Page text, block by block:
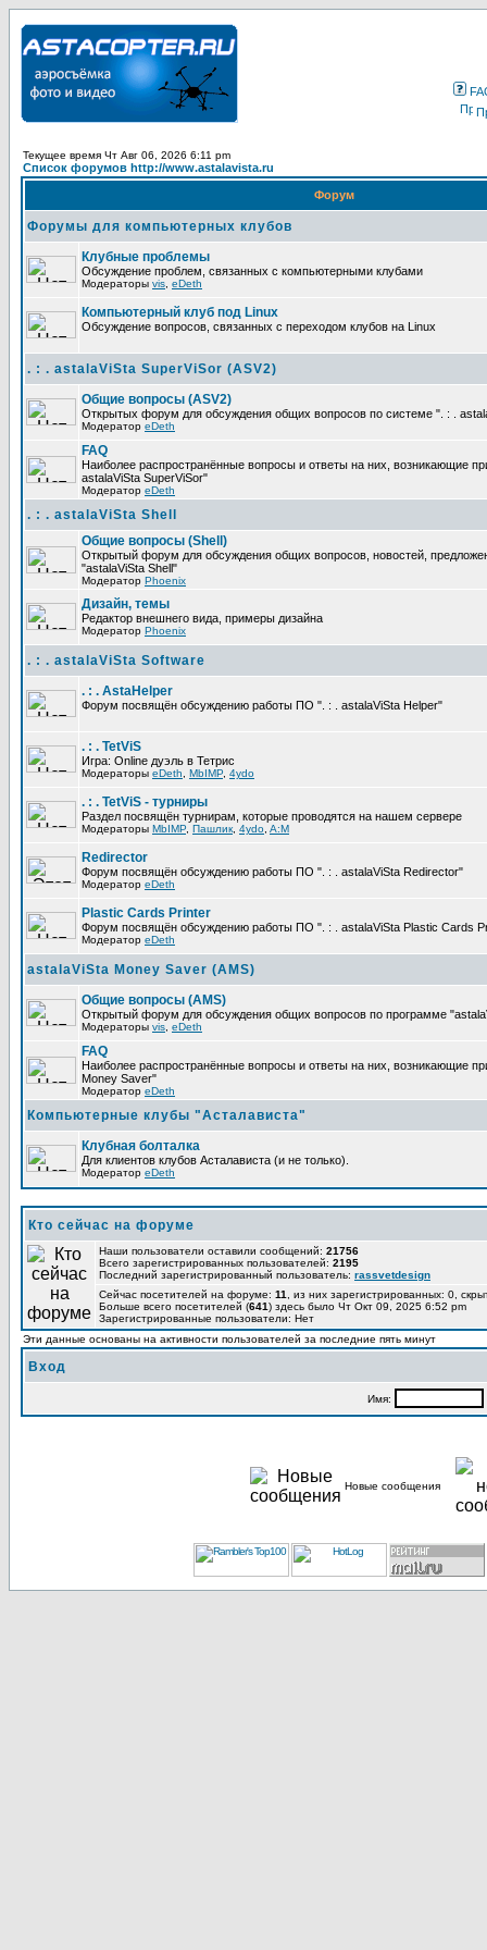
Текущее время Чт Авг 06, 2026 6:11 pm
Список форумов http://www.astalavista.ru
Форум
Форумы для компьютерных клубов
Клубные проблемы
Обсуждение проблем, связанных с компьютерными клубами
Модераторы vis eDeth
Компьютерный клуб под Linux
Обсуждение вопросов, связанных с переходом клубов на Linux
. : . astalaViSta SuperViSor (ASV2)
Общие вопросы (ASV2)
Открытых форум для обсуждения общих вопросов по системе ". : .
Модератор eDeth
FAQ
Наиболее распространённые вопросы и ответы на них, возникающие
astalaViSta SuperViSor"
Модератор eDeth
. : . astalaViSta Shell
Общие вопросы (Shell)
Открытый форум для обсуждения общих вопросов, новостей,
"astalaViSta Shell"
Модератор Phoenix
Дизайн, темы
Редактор внешнего вида, примеры дизайна
Модератор Phoenix
. : . astalaViSta Software
. : . AstaHelper
Форум посвящён обсуждению работы ПО ". : . astalaViSta Helper"
. : . TetViS
Игра: Online дуэль в Тетрис
Модераторы eDeth MbIMP 4ydo
. : . TetViS - турниры
Раздел посвящён турнирам, которые проводятся на нашем сервере
Модераторы MbIMP Пашлик 4ydo A:M
Redirector
Форум посвящён обсуждению работы ПО ". : . astalaViSta Redirector"
Модератор eDeth
Plastic Cards Printer
Форум посвящён обсуждению работы ПО ". : . astalaViSta Plastic Cards
Модератор eDeth
astalaViSta Money Saver (AMS)
Общие вопросы (AMS)
Открытый форум для обсуждения общих вопросов по программе
Модераторы vis eDeth
FAQ
Наиболее распространённые вопросы и ответы на них, возникающие
Money Saver"
Модератор eDeth
Компьютерные клубы "Асталависта"
Клубная болталка
Для клиентов клубов Асталависта (и не только).
Модератор eDeth
Кто сейчас на форуме
Наши пользователи оставили сообщений: 21756
Всего зарегистрированных пользователей: 2195
Последний зарегистрированный пользователь: rassvetdesign
Сейчас посетителей на форуме: 11
, из них зарегистрированных: 0,
Больше всего посетителей (641) здесь было Чт Окт 09, 2025 6:52 pm
Зарегистрированные пользователи: Нет
Эти данные основаны на активности пользователей за последние пять минут
Вход
Имя:
Новые сообщения